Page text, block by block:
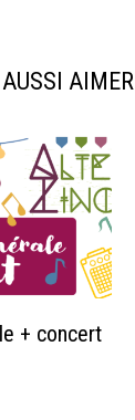
AIMER
+ concert